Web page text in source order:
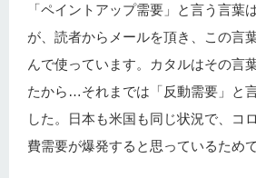
「ペイントアップ需要」と言う言葉
が、読者からメールを頂き、この言
んで使っています。カタルはその言
たから…それまでは「反動需要」と
した。日本も米国も同じ状況で、コ
費需要が爆発すると思っているためで